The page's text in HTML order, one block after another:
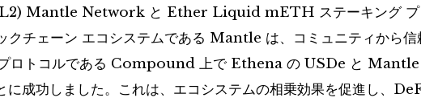
Mantle Network と Ether Liquid mETH ステーキング プ
クチェーン エコシステムである Mantle は、コミュニティから信
ロトコルである Compound 上で Ethena の USDe と
成功しました。これは、エコシステムの相乗効果を促進し、